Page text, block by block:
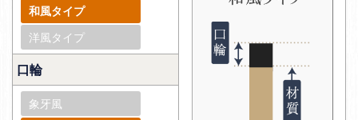
和風タイプ
洋風タイプ
口輪
象牙風